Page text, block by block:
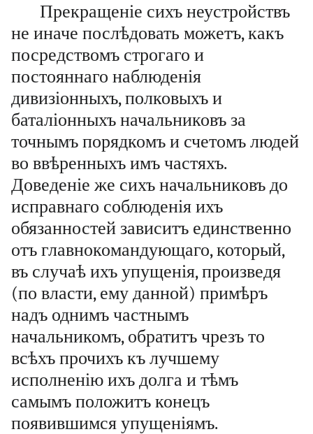
Прекращеніе сихъ неустройствъ
не иначе послѣдовать можетъ, какъ
посредствомъ строгаго и
постояннаго наблюденія
дивизіонныхъ, полковыхъ и
баталіонныхъ начальниковъ за
точнымъ порядкомъ и счетомъ людей
во ввѣренныхъ имъ частяхъ.
Доведеніе же сихъ начальниковъ до
исправнаго соблюденія ихъ
обязанностей зависитъ единственно
отъ главнокомандующаго, который,
въ случаѣ ихъ упущенія, произведя
(по власти, ему данной) примѣръ
надъ однимъ частнымъ
начальникомъ, обратитъ чрезъ то
всѣхъ прочихъ къ лучшему
исполненію ихъ долга и тѣмъ
самымъ положитъ конецъ
появившимся упущеніямъ.